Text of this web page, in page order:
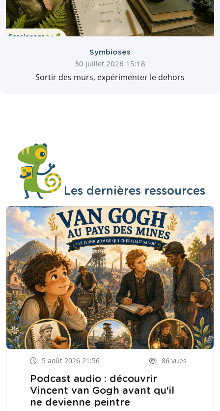
Symbioses
30 juillet 2026 15:18
Sortir des murs, expérimenter le dehors
Les dernières ressources
5 août 2026 21:56 86 vues
Podcast audio : découvrir
Vincent van Gogh avant qu'il
ne devienne peintre